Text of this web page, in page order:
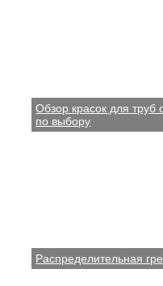
Обзор красок для труб
по выбору
Распределительная